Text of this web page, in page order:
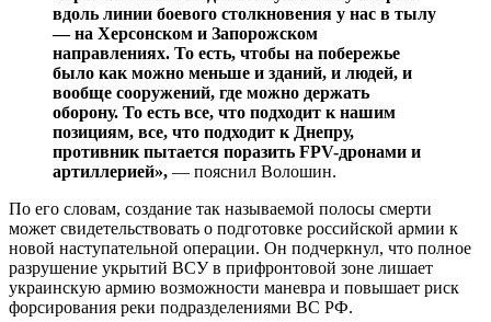
вдоль линии боевого столкновения у нас в тылу
— на Херсонском и Запорожском
направлениях. То есть, чтобы на побережье
было как можно меньше и зданий, и людей, и
вообще сооружений, где можно держать
оборону. То есть все, что подходит к нашим
позициям, все, что подходит к Днепру,
противник пытается поразить FPV-дронами и
артиллерией», — пояснил Волошин.
По его словам, создание так называемой полосы смерти
может свидетельствовать о подготовке российской армии к
новой наступательной операции. Он подчеркнул, что полное
разрушение укрытий ВСУ в прифронтовой зоне лишает
украинскую армию возможности маневра и повышает риск
форсирования реки подразделениями ВС РФ.